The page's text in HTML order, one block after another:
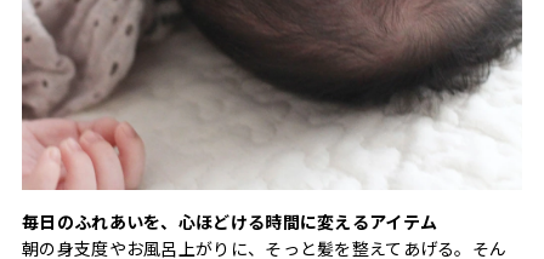
毎日のふれあいを、心ほどける時間に変えるアイテム
朝の身支度やお風呂上がりに、そっと髪を整えてあげる。そん